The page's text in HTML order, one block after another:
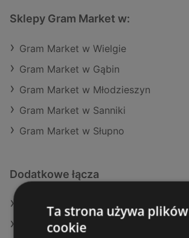
Sklepy Gram Market w:
Gram Market w Wielgie
Gram Market w Gąbin
Gram Market w Młodzieszyn
Gram Market w Sanniki
Gram Market w Słupno
Dodatkowe łącza
Oferty Gram Market
Oferty Aldi
Ta strona używa plików
cookie